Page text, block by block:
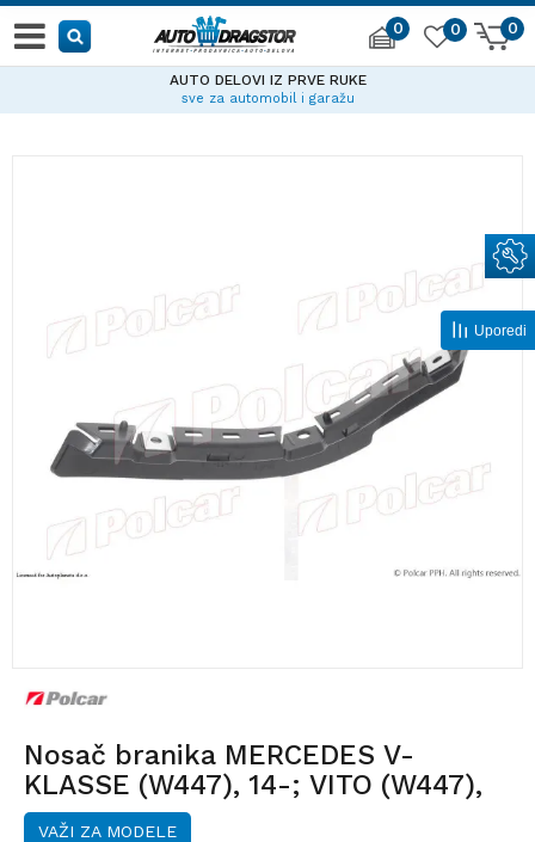
0 0
0
AUTO DELOVI IZ PRVE RUKE
sve za automobil i garažu
Nosač branika MERCEDES V-
KLASSE (W447), 14-; VITO (W447),
14-;
VAŽI ZA MODELE
Uporedi